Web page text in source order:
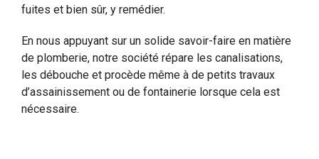
fuites et bien sûr, y remédier.
En nous appuyant sur un solide savoir-faire en matière
de plomberie, notre société répare les canalisations,
les débouche et procède même à de petits travaux
d’assainissement ou de fontainerie lorsque cela est
nécessaire.